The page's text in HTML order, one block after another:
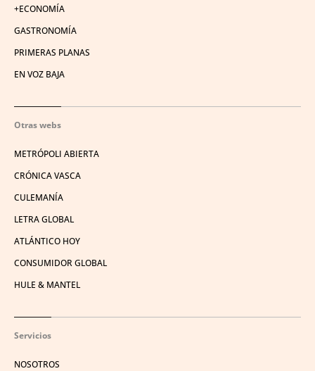
+ECONOMÍA
GASTRONOMÍA
PRIMERAS PLANAS
EN VOZ BAJA
Otras webs
METRÓPOLI ABIERTA
CRÓNICA VASCA
CULEMANÍA
LETRA GLOBAL
ATLÁNTICO HOY
CONSUMIDOR GLOBAL
HULE & MANTEL
Servicios
NOSOTROS